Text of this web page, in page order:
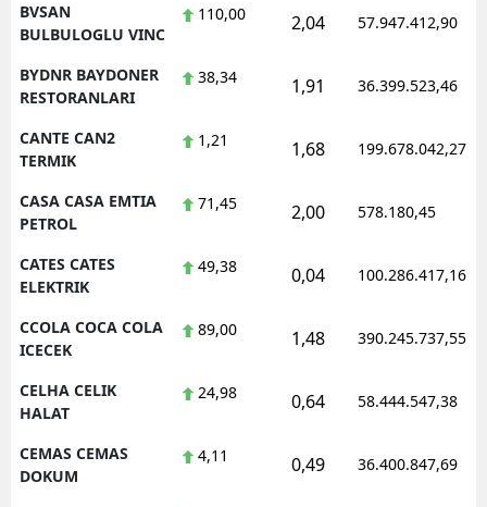
BVSAN
BULBULOGLU VINC
110,00 2,04 57.947.412,90
BYDNR BAYDONER
RESTORANLARI
38,34 1,91 36.399.523,46
CANTE CAN2
TERMIK
1,21 1,68 199.678.042,27
CASA CASA EMTIA
PETROL
71,45 2,00 578.180,45
CATES CATES
ELEKTRIK
49,38 0,04 100.286.417,16
CCOLA COCA COLA
ICECEK
89,00 1,48 390.245.737,55
CELHA CELIK
HALAT
24,98 0,64 58.444.547,38
CEMAS CEMAS
DOKUM
4,11 0,49 36.400.847,69